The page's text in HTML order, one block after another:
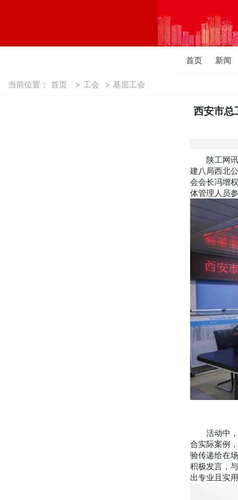
首页 新闻
当前位置：首页 > 工会 > 基层工会
西安市总
陕工网讯
建八局西北
会会长冯增
体管理人员
活动中，
合实际案例
验传递给在
积极发言，
出专业且实